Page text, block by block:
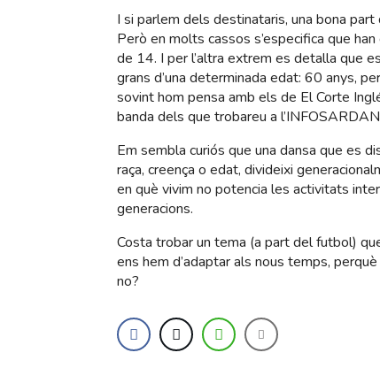
I si parlem dels destinataris, una bona
Però en molts cassos s’especifica que
de 14. I per l’altra extrem es detalla que
grans d’una determinada edat: 60 anys,
sovint hom pensa amb els de El Corte
banda dels que trobareu a
Em sembla curiós que una dansa que es
raça, creença o edat, divideixi
en què vivim no potencia les activitats
generacions.
Costa trobar un tema (a part del futbol)
ens hem d’adaptar als nous temps,
no?